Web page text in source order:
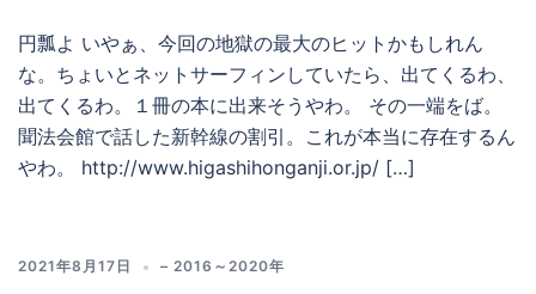
円瓢よ いやぁ、今回の地獄の最大のヒットかもしれん
な。ちょいとネットサーフィンしていたら、出てくるわ、
出てくるわ。１冊の本に出来そうやわ。 その一端をば。
聞法会館で話した新幹線の割引。これが本当に存在するん
やわ。 http://www.higashihonganji.or.jp/ […]
2021年8月17日 – 2016～2020年